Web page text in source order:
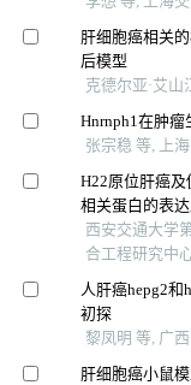
肝细胞癌相关
后模型
克德尔亚·艾山
Hnrnph1在肿
张宗稳 等, 上
H22原位肝癌及
相关蛋白的表
西安交通大学
合工程研究中
人肝癌hepg2和
初探
黎凤明 等, 广
肝细胞癌小鼠